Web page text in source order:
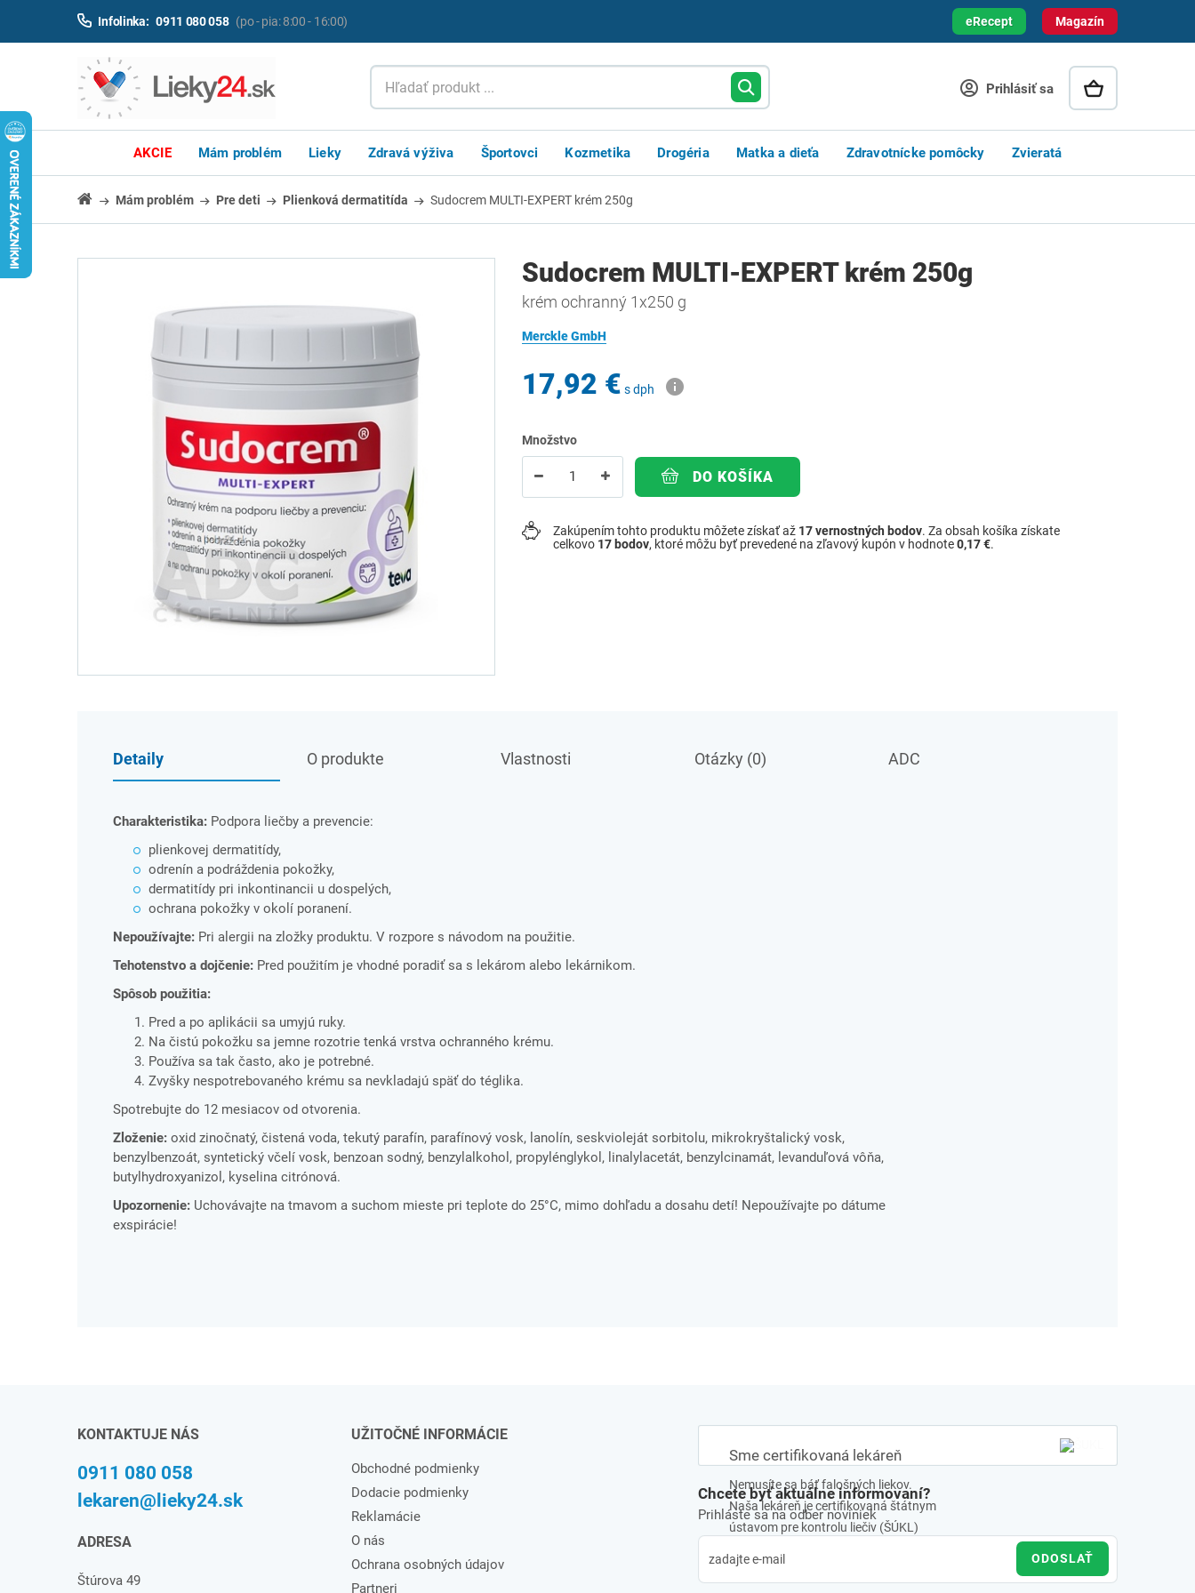
Magazín
Infolinka: 0911 080 058 (po - pia: 8:00 - 16:00) eRecept
Prihlásiť sa
AKCIE Mám problém Lieky Zdravá výživa Športovci Kozmetika Drogéria Matka a dieťa Zdravotnícke pomôcky Zvieratá
Mám problém Pre deti Plienková dermatitída Sudocrem MULTI-EXPERT krém 250g
Sudocrem MULTI-EXPERT krém 250g
krém ochranný 1x250 g
Merckle GmbH
17,92 € s dph
Množstvo
DO KOŠÍKA
Zakúpením tohto produktu môžete získať až 17vernostných bodov. Za obsah košíka získate
celkovo 17 bodov, ktoré môžu byť prevedené na zľavový kupón v hodnote0,17 €.
Detaily O produkte Vlastnosti Otázky (0) ADC
Charakteristika: Podpora liečby a prevencie:
plienkovej dermatitídy,
odrenín a podráždenia pokožky,
dermatitídy pri inkontinancii u dospelých,
ochrana pokožky v okolí poranení.
Nepoužívajte: Pri alergii na zložky produktu. V rozpore s návodom na použitie.
Tehotenstvo a dojčenie: Pred použitím je vhodné poradiť sa s lekárom alebo lekárnikom.
Spôsob použitia:
Pred a po aplikácii sa umyjú ruky.
Na čistú pokožku sa jemne rozotrie tenká vrstva ochranného krému.
Používa sa tak často, ako je potrebné.
Zvyšky nespotrebovaného krému sa nevkladajú späť do téglika.
Spotrebujte do 12 mesiacov od otvorenia.
Zloženie: oxid zinočnatý, čistená voda, tekutý parafín, parafínový vosk, lanolín, seskvioleját sorbitolu, mikrokryštalický vosk,
benzylbenzoát, syntetický včelí vosk, benzoan sodný, benzylalkohol, propylénglykol, linalylacetát, benzylcinamát, levanduľová vôňa,
butylhydroxyanizol, kyselina citrónová.
Upozornenie: Uchovávajte na tmavom a suchom mieste pri teplote do 25°C, mimo dohľadu a dosahu detí! Nepoužívajte po dátume
exspirácie!
Sme certifikovaná lekáreň
Nemusíte sa báť falošných liekov.
Naša lekáreň je certifikovaná štátnym
ústavom pre kontrolu liečiv (ŠÚKL)
KONTAKTUJE NÁS
0911 080 058
lekaren@lieky24.sk
ADRESA
Štúrova 49
UŽITOČNÉ INFORMÁCIE
Obchodné podmienky
Dodacie podmienky
Reklamácie
O nás
Ochrana osobných údajov
Partneri
Chcete byť aktuálne informovaní?
Prihláste sa na odber noviniek
ODOSLAŤ